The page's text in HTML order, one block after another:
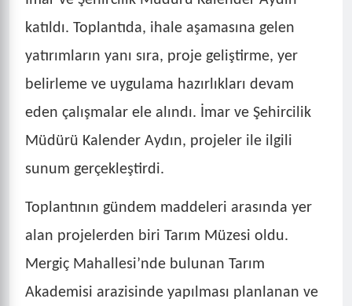
katıldı. Toplantıda, ihale aşamasına gelen
yatırımların yanı sıra, proje geliştirme, yer
belirleme ve uygulama hazırlıkları devam
eden çalışmalar ele alındı. İmar ve Şehircilik
Müdürü Kalender Aydın, projeler ile ilgili
sunum gerçekleştirdi.
Toplantının gündem maddeleri arasında yer
alan projelerden biri Tarım Müzesi oldu.
Mergiç Mahallesi’nde bulunan Tarım
Akademisi arazisinde yapılması planlanan ve